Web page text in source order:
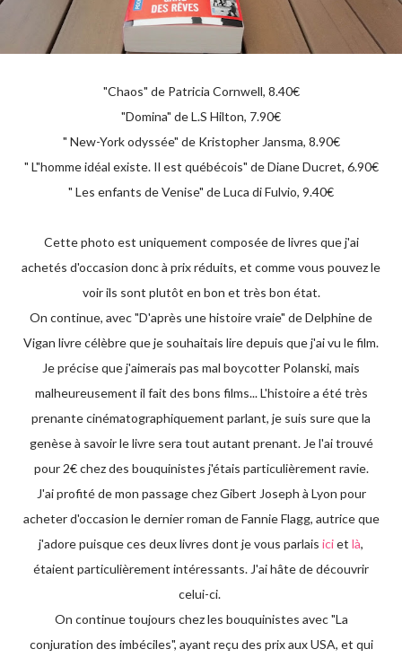
"Chaos" de Patricia Cornwell, 8.40€
"Domina" de L.S Hilton, 7.90€
" New-York odyssée" de Kristopher Jansma, 8.90€
" L"homme idéal existe. Il est québécois" de Diane Ducret, 6.90€
" Les enfants de Venise" de Luca di Fulvio, 9.40€
Cette photo est uniquement composée de livres que j'ai
achetés d'occasion donc à prix réduits, et comme vous pouvez le
voir ils sont plutôt en bon et très bon état.
On continue, avec "D'après une histoire vraie" de Delphine de
Vigan livre célèbre que je souhaitais lire depuis que j'ai vu le film.
Je précise que j'aimerais pas mal boycotter Polanski, mais
malheureusement il fait des bons films... L'histoire a été très
prenante cinématographiquement parlant, je suis sure que la
genèse à savoir le livre sera tout autant prenant. Je l'ai trouvé
pour 2€ chez des bouquinistes j'étais particulièrement ravie.
J'ai profité de mon passage chez Gibert Joseph à Lyon pour
acheter d'occasion le dernier roman de Fannie Flagg, autrice que
j'adore puisque ces deux livres dont je vous parlais iciet là,
étaient particulièrement intéressants. J'ai hâte de découvrir
celui-ci.
On continue toujours chez les bouquinistes avec "La
conjuration des imbéciles", ayant reçu des prix aux USA, et qui